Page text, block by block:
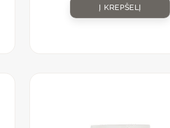
Į KREPŠELĮ